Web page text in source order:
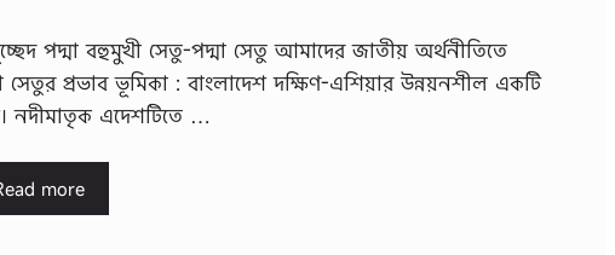
পদ্মা বহুমুখী সেতু-পদ্মা সেতু আমাদের জাতীয় অর্থনীতিতে
সেতুর প্রভাব ভূমিকা : বাংলাদেশ দক্ষিণ-এশিয়ার উন্নয়নশীল একটি
নদীমাতৃক এদেশটিতে …
more